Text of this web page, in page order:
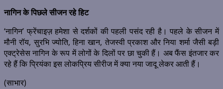
नागिन के पिछले सीजन रहे हिट
‘नागिन’ फ्रेंचाइज़ हमेशा से दर्शकों की पहली पसंद रही है। पहले के सीजन में
मौनी रॉय, सुरभि ज्योति, हिना खान, तेजस्वी प्रकाश और निया शर्मा जैसी बड़ी
एक्ट्रेसेस नागिन के रूप में लोगों के दिलों पर छा चुकी हैं। अब फैंस इंतजार कर
रहे हैं कि प्रियंका इस लोकप्रिय सीरीज में क्या नया जादू लेकर आती हैं।
(साभार)